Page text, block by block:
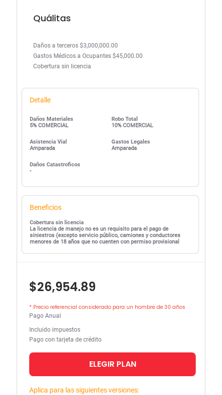
Quálitas
Daños a terceros $3,000,000.00
Gastos Médicos a Ocupantes $45,000.00
Cobertura sin licencia
Detalle
Daños Materiales
5% COMERCIAL
Robo Total
10% COMERCIAL
Asistencia Vial
Amparada
Gastos Legales
Amparada
Daños Catastroficos
-
Beneficios
Cobertura sin licencia
La licencia de manejo no es un requisito para el pago de
siniestros (excepto servicio público, camiones y conductores
menores de 18 años que no cuenten con permiso provisional
$26,954.89
* Precio referencial considerado para un hombre de 30 años
Pago Anual
Incluido impuestos
Pago con tarjeta de crédito
ELEGIR PLAN
Aplica para las siguientes versiones: